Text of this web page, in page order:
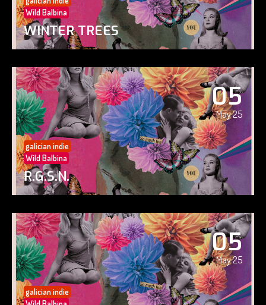
Wild Balbina
WINTER TREES
05
May 25
galician indie
Wild Balbina
R.G.S.N.
05
May 25
galician indie